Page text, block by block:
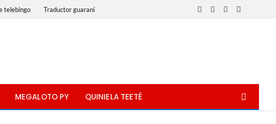
telebingo Traductor guaraní
Facebook
X
InstagramWhatsApp
MEGALOTO PY QUINIELA TEETÉ